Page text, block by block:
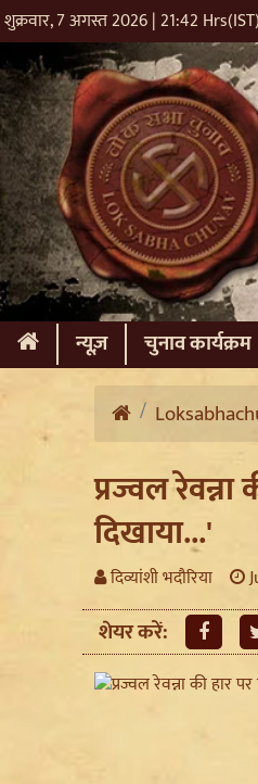
शुक्रवार, 7 अगस्त 2026 | 21:42 Hrs(IST)
(current)
न्यूज़ चुनाव कार्यक्रम
प्रज्वल
दिखाया...'
दिव्यांशी भदौरिया
शेयर करें: